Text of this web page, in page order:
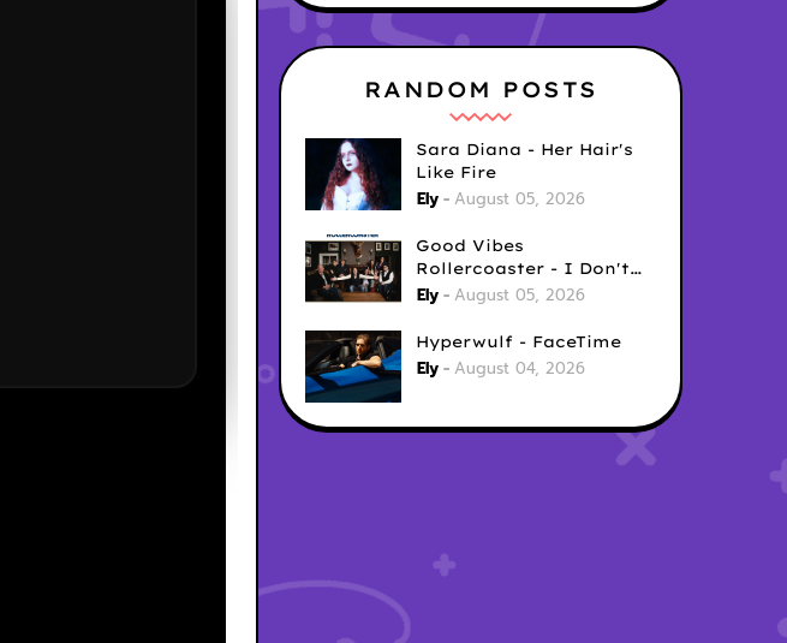
RANDOM POSTS
Sara Diana - Her Hair's
Like Fire
Ely August 05, 2026
Good Vibes
Rollercoaster - I Don't
Care
Ely August 05, 2026
Hyperwulf - FaceTime
Ely August 04, 2026